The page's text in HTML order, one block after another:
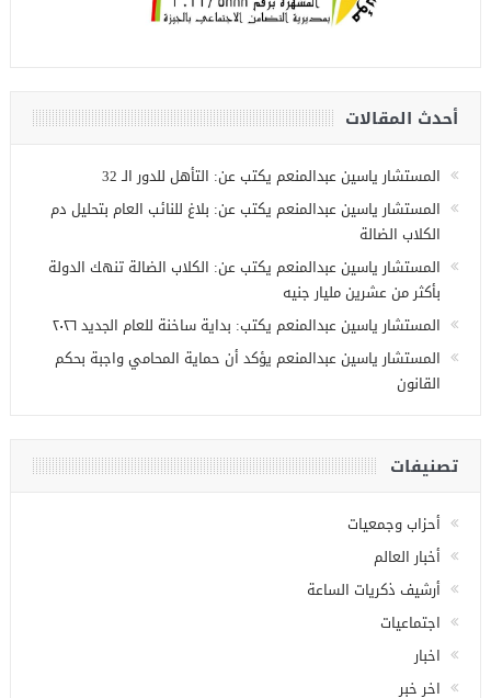
أحدث المقالات
المستشار ياسين عبدالمنعم يكتب عن: التأهل للدور الـ 32
المستشار ياسين عبدالمنعم يكتب عن: بلاغ للنائب العام بتحليل دم
الكلاب الضالة
المستشار ياسين عبدالمنعم يكتب عن: الكلاب الضالة تنهك الدولة
بأكثر من عشرين مليار جنيه
المستشار ياسين عبدالمنعم يكتب: بداية ساخنة للعام الجديد ٢٠٢٦
المستشار ياسين عبدالمنعم يؤكد أن حماية المحامي واجبة بحكم
القانون
تصنيفات
أحزاب وجمعيات
أخبار العالم
أرشيف ذكريات الساعة
اجتماعيات
اخبار
اخر خبر